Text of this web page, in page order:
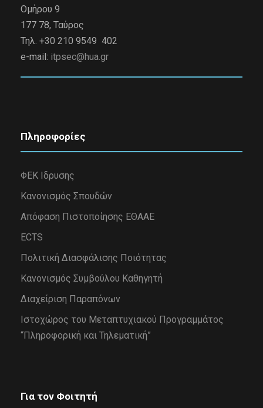
Ομήρου 9
177 78, Ταύρος
Τηλ. +30 210 9549 402
e-mail: itpsec@hua.gr
Πληροφορίες
ΦΕΚ Ιδρυσης
Κανονισμός Σπουδών
Απόφαση Πιστοποίησης ΕΘΑΑΕ
ECTS
Πολιτική Διασφάλισης Ποιότητας
Κανονισμός Συμβούλου Καθηγητή
Διαχείριση Παραπόνων
Iστοχώρος του Μεταπτυχιακού Προγραμμάτος
“Πληροφορική και Τηλεματική”
Για τον Φοιτητή